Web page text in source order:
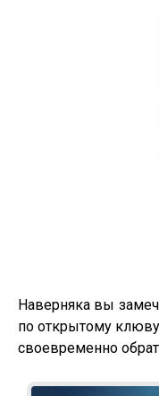
Наверняка вы
по открытому
своевременно